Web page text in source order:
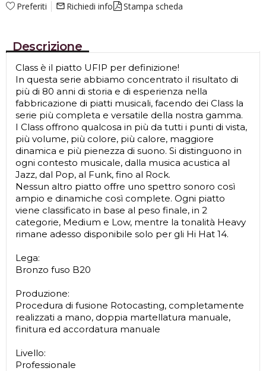
Preferiti mail_outline Richiedi info Stampa scheda
Descrizione
Class è il piatto UFIP per definizione!
In questa serie abbiamo concentrato il risultato di
più di 80 anni di storia e di esperienza nella
fabbricazione di piatti musicali, facendo dei Class la
serie più completa e versatile della nostra gamma.
I Class offrono qualcosa in più da tutti i punti di vista,
più volume, più colore, più calore, maggiore
dinamica e più pienezza di suono. Si distinguono in
ogni contesto musicale, dalla musica acustica al
Jazz, dal Pop, al Funk, fino al Rock.
Nessun altro piatto offre uno spettro sonoro così
ampio e dinamiche così complete. Ogni piatto
viene classificato in base al peso finale, in 2
categorie, Medium e Low, mentre la tonalità Heavy
rimane adesso disponibile solo per gli Hi Hat 14.
Lega:
Bronzo fuso B20
Produzione:
Procedura di fusione Rotocasting, completamente
realizzati a mano, doppia martellatura manuale,
finitura ed accordatura manuale
Livello:
Professionale